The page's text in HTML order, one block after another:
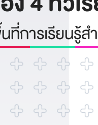
ที่การเรียนรู้